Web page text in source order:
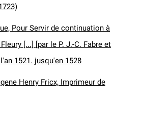
Pour Servir de continuation à
[...] [par le P. J.-C. Fabre et
1521. jusqu'en 1528
Henry Fricx, Imprimeur de